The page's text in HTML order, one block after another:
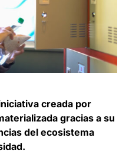
creada por
gracias a su
del ecosistema